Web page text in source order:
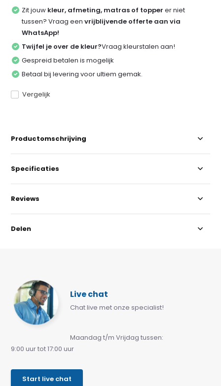
Zit jouw kleur, afmeting, matras of topper er niet
tussen? Vraag eenvrijblijvende offerte aan via
WhatsApp!
Twijfel je over de kleur?Vraag kleurstalen aan!
Gespreid betalen is mogelijk
Betaal bij levering voor ultiem gemak.
Vergelijk
Productomschrijving
Specificaties
Reviews
Delen
Live chat
Chat live met onze specialist!
Maandag t/m Vrijdag tussen:
9:00 uur tot 17:00 uur
Start live chat